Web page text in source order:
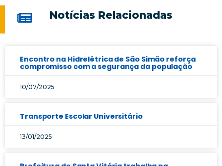
Notícias Relacionadas
Encontro na Hidrelétrica de São Simão reforça
compromisso com a segurança da população
10/07/2025
Transporte Escolar Universitário
13/01/2025